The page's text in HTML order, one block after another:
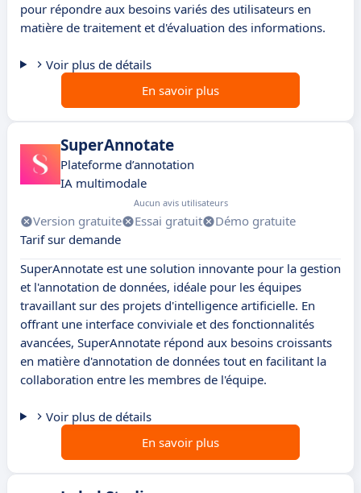
pour répondre aux besoins variés des utilisateurs en
matière de traitement et d'évaluation des informations.
Voir plus de détails
En savoir plus
SuperAnnotate
Plateforme d’annotation
IA multimodale
Aucun avis utilisateurs
Version gratuite Essai gratuit
Démo gratuite
Tarif sur demande
SuperAnnotate est une solution innovante pour la gestion
et l'annotation de données, idéale pour les équipes
travaillant sur des projets d'intelligence artificielle. En
offrant une interface conviviale et des fonctionnalités
avancées, SuperAnnotate répond aux besoins croissants
en matière d'annotation de données tout en facilitant la
collaboration entre les membres de l'équipe.
Voir plus de détails
En savoir plus